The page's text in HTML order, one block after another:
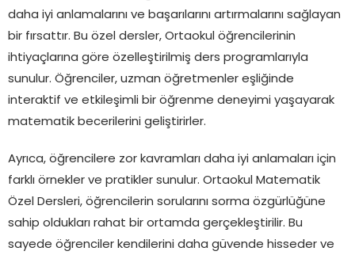
daha iyi anlamalarını ve başarılarını artırmalarını sağlayan
bir fırsattır. Bu özel dersler, Ortaokul öğrencilerinin
ihtiyaçlarına göre özelleştirilmiş ders programlarıyla
sunulur. Öğrenciler, uzman öğretmenler eşliğinde
interaktif ve etkileşimli bir öğrenme deneyimi yaşayarak
matematik becerilerini geliştirirler.
Ayrıca, öğrencilere zor kavramları daha iyi anlamaları için
farklı örnekler ve pratikler sunulur. Ortaokul Matematik
Özel Dersleri, öğrencilerin sorularını sorma özgürlüğüne
sahip oldukları rahat bir ortamda gerçekleştirilir. Bu
sayede öğrenciler kendilerini daha güvende hisseder ve